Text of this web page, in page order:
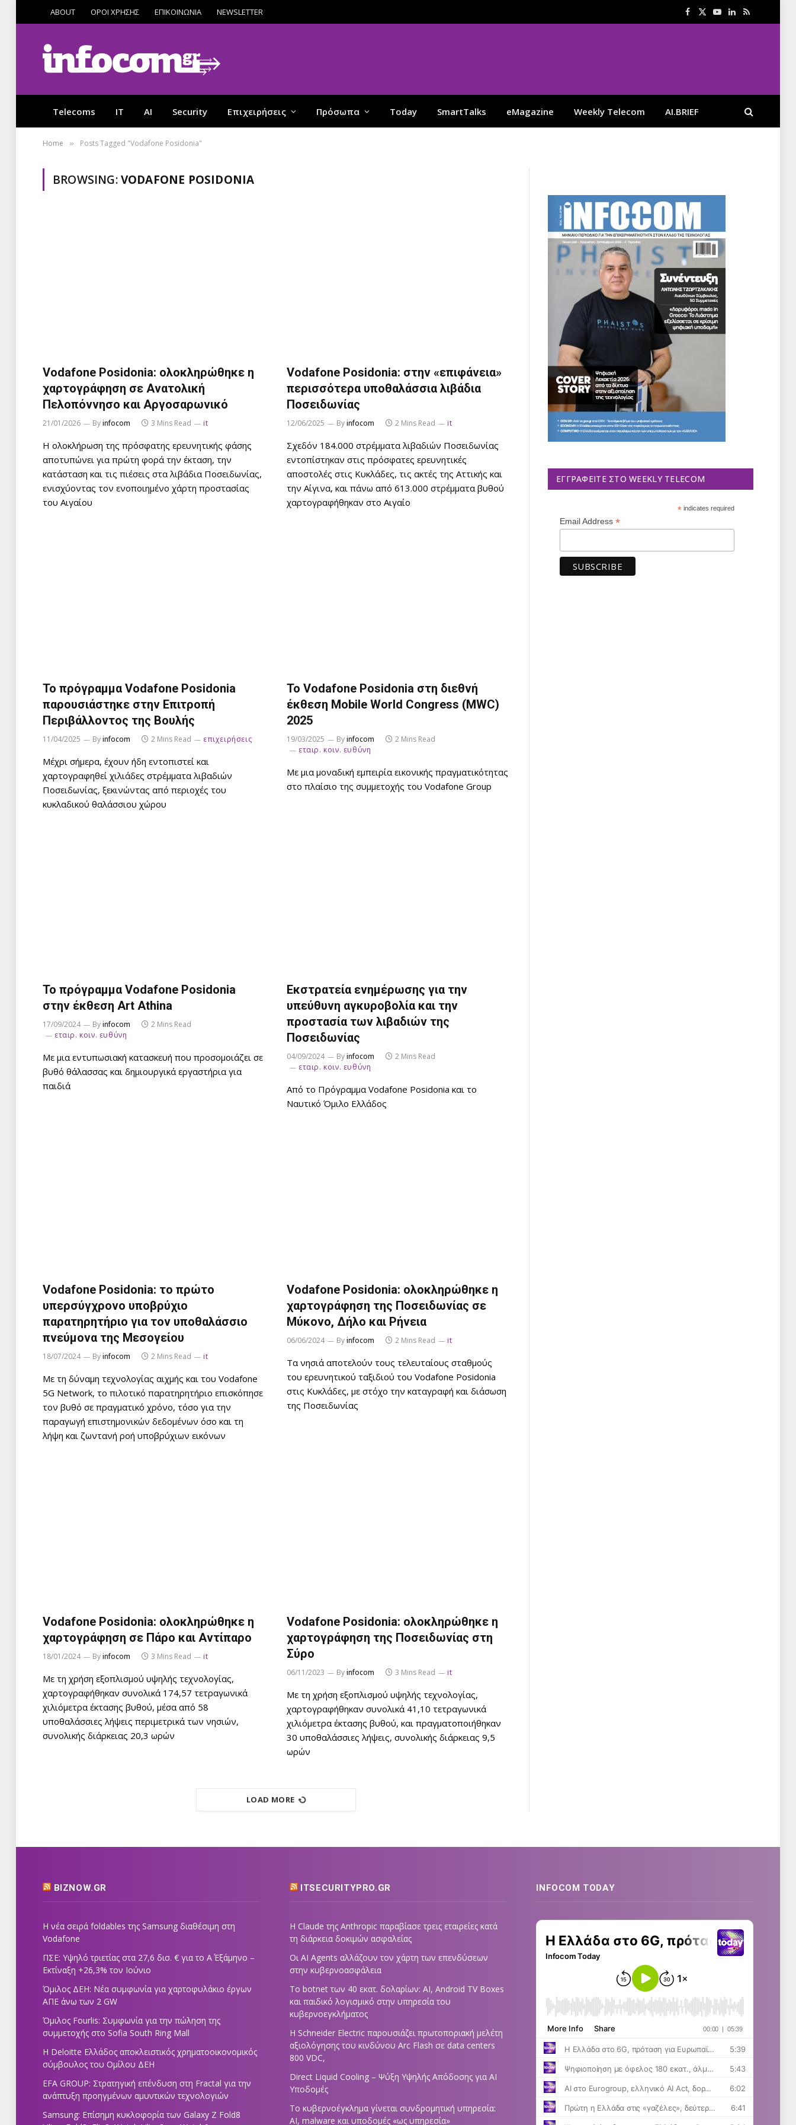
ABOUT ΟΡΟΙ ΧΡΗΣΗΣ ΕΠΙΚΟΙΝΩΝΙΑ NEWSLETTER Facebook
X
YouTube
LinkedIn
RSS
Telecoms IT AI Security Επιχειρήσεις Πρόσωπα Today SmartTalks eMagazine Weekly Telecom AI.BRIEF
Home » Posts Tagged "Vodafone Posidonia"
BROWSING:VODAFONE POSIDONIA
Vodafone Posidonia: ολοκληρώθηκε η
χαρτογράφηση σε Ανατολική
Πελοπόννησο και Αργοσαρωνικό
21/01/2026 Byinfocom 3 Mins Read it
Η ολοκλήρωση της πρόσφατης ερευνητικής φάσης
αποτυπώνει για πρώτη φορά την έκταση, την
κατάσταση και τις πιέσεις στα λιβάδια Ποσειδωνίας,
ενισχύοντας τον ενοποιημένο χάρτη προστασίας
του Αιγαίου
Vodafone Posidonia: στην «επιφάνεια»
περισσότερα υποθαλάσσια λιβάδια
Ποσειδωνίας
12/06/2025 Byinfocom 2 Mins Read it
Σχεδόν 184.000 στρέμματα λιβαδιών Ποσειδωνίας
εντοπίστηκαν στις πρόσφατες ερευνητικές
αποστολές στις Κυκλάδες, τις ακτές της Αττικής και
την Αίγινα, και πάνω από 613.000 στρέμματα βυθού
χαρτογραφήθηκαν στο Αιγαίο
Το πρόγραμμα Vodafone Posidonia
παρουσιάστηκε στην Επιτροπή
Περιβάλλοντος της Βουλής
11/04/2025 Byinfocom 2 Mins Read επιχειρήσεις
Μέχρι σήμερα, έχουν ήδη εντοπιστεί και
χαρτογραφηθεί χιλιάδες στρέμματα λιβαδιών
Ποσειδωνίας, ξεκινώντας από περιοχές του
κυκλαδικού θαλάσσιου χώρου
Το Vodafone Posidonia στη διεθνή
έκθεση Mobile World Congress (MWC)
2025
19/03/2025 Byinfocom
2 Mins Read
εταιρ. κοιν. ευθύνη
Με μια μοναδική εμπειρία εικονικής πραγματικότητας
στο πλαίσιο της συμμετοχής του Vodafone Group
Το πρόγραμμα Vodafone Posidonia
στην έκθεση Art Athina
17/09/2024 Byinfocom
2 Mins Read
εταιρ. κοιν. ευθύνη
Με μια εντυπωσιακή κατασκευή που προσομοιάζει σε
βυθό θάλασσας και δημιουργικά εργαστήρια για
παιδιά
Εκστρατεία ενημέρωσης για την
υπεύθυνη αγκυροβολία και την
προστασία των λιβαδιών της
Ποσειδωνίας
04/09/2024 Byinfocom
2 Mins Read
εταιρ. κοιν. ευθύνη
Από το Πρόγραμμα Vodafone Posidonia και το
Ναυτικό Όμιλο Ελλάδος
Vodafone Posidonia: το πρώτο
υπερσύγχρονο υποβρύχιο
παρατηρητήριο για τον υποθαλάσσιο
πνεύμονα της Μεσογείου
18/07/2024 Byinfocom 2 Mins Read it
Με τη δύναμη τεχνολογίας αιχμής και του Vodafone
5G Network, το πιλοτικό παρατηρητήριο επισκόπησε
τον βυθό σε πραγματικό χρόνο, τόσο για την
παραγωγή επιστημονικών δεδομένων όσο και τη
λήψη και ζωντανή ροή υποβρύχιων εικόνων
Vodafone Posidonia: ολοκληρώθηκε η
χαρτογράφηση της Ποσειδωνίας σε
Μύκονο, Δήλο και Ρήνεια
06/06/2024 Byinfocom 2 Mins Read it
Τα νησιά αποτελούν τους τελευταίους σταθμούς
του ερευνητικού ταξιδιού του Vodafone Posidonia
στις Κυκλάδες, με στόχο την καταγραφή και διάσωση
της Ποσειδωνίας
Vodafone Posidonia: ολοκληρώθηκε η
χαρτογράφηση σε Πάρο και Αντίπαρο
18/01/2024 Byinfocom 3 Mins Read it
Με τη χρήση εξοπλισμού υψηλής τεχνολογίας,
χαρτογραφήθηκαν συνολικά 174,57 τετραγωνικά
χιλιόμετρα έκτασης βυθού, μέσα από 58
υποθαλάσσιες λήψεις περιμετρικά των νησιών,
συνολικής διάρκειας 20,3 ωρών
Vodafone Posidonia: ολοκληρώθηκε η
χαρτογράφηση της Ποσειδωνίας στη
Σύρο
06/11/2023 Byinfocom 3 Mins Read it
Με τη χρήση εξοπλισμού υψηλής τεχνολογίας,
χαρτογραφήθηκαν συνολικά 41,10 τετραγωνικά
χιλιόμετρα έκτασης βυθού, και πραγματοποιήθηκαν
30 υποθαλάσσιες λήψεις, συνολικής διάρκειας 9,5
ωρών
LOAD MORE
ΕΓΓΡΑΦΕΊΤΕ ΣΤΟ WEEKLY TELECOM
*indicates required
Email Address *
BIZNOW.GR
Η νέα σειρά foldables της Samsung διαθέσιμη στη
Vodafone
ΠΣΕ: Υψηλό τριετίας στα 27,6 δισ. € για το Α΄ Εξάμηνο –
Εκτίναξη +26,3% τον Ιούνιο
Όμιλος ΔΕΗ: Νέα συμφωνία για χαρτοφυλάκιο έργων
ΑΠΕ άνω των 2 GW
Όμιλος Fourlis: Συμφωνία για την πώληση της
συμμετοχής στο Sofia South Ring Mall
Η Deloitte Ελλάδος αποκλειστικός χρηματοοικονομικός
σύμβουλος του Ομίλου ΔΕΗ
EFA GROUP: Στρατηγική επένδυση στη Fractal για την
ανάπτυξη προηγμένων αμυντικών τεχνολογιών
Samsung: Επίσημη κυκλοφορία των Galaxy Z Fold8
ITSECURITYPRO.GR
Η Claude της Anthropic παραβίασε τρεις εταιρείες κατά
τη διάρκεια δοκιμών ασφαλείας
Οι AI Agents αλλάζουν τον χάρτη των επενδύσεων
στην κυβερνοασφάλεια
Το botnet των 40 εκατ. δολαρίων: AI, Android TV Boxes
και παιδικό λογισμικό στην υπηρεσία του
κυβερνοεγκλήματος
Η Schneider Electric παρουσιάζει πρωτοποριακή μελέτη
αξιολόγησης του κινδύνου Arc Flash σε data centers
800 VDC,
Direct Liquid Cooling – Ψύξη Υψηλής Απόδοσης για AI
Υποδομές
Το κυβερνοέγκλημα γίνεται συνδρομητική υπηρεσία:
AI, malware και υποδομές «ως υπηρεσία»
INFOCOM TODAY